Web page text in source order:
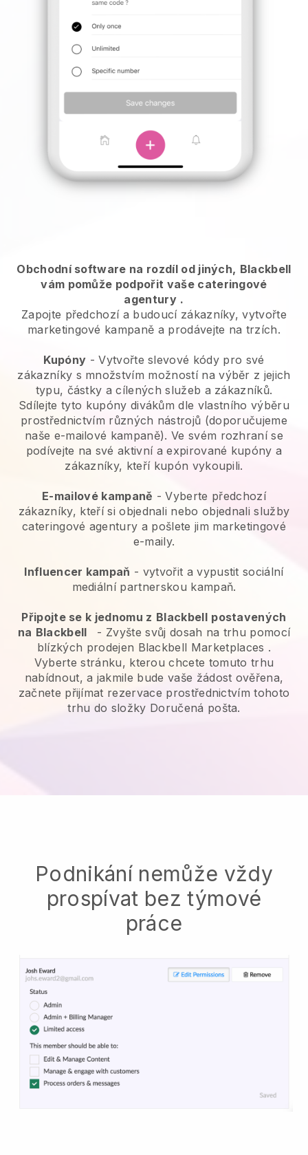
Obchodní software na rozdíl od jiných, Blackbell
vám pomůže podpořit vaše cateringové
agentury .
Zapojte předchozí a budoucí zákazníky, vytvořte
marketingové kampaně a prodávejte na trzích.
Kupóny - Vytvořte slevové kódy pro své
zákazníky s množstvím možností na výběr z jejich
typu, částky a cílených služeb a zákazníků.
Sdílejte tyto kupóny divákům dle vlastního výběru
prostřednictvím různých nástrojů (doporučujeme
naše e-mailové kampaně). Ve svém rozhraní se
podívejte na své aktivní a expirované kupóny a
zákazníky, kteří kupón vykoupili.
E-mailové kampaně -Vyberte předchozí
zákazníky, kteří si objednali nebo objednali služby
cateringové agentury a pošlete jim marketingové
e-maily.
Influencer kampaň - vytvořit a vypustit sociální
mediální partnerskou kampaň.
Připojte se k jednomu z Blackbell postavených
na Blackbell - Zvyšte svůj dosah na trhu pomocí
blízkých prodejen Blackbell Marketplaces .
Vyberte stránku, kterou chcete tomuto trhu
nabídnout, a jakmile bude vaše žádost ověřena,
začnete přijímat rezervace prostřednictvím tohoto
trhu do složky Doručená pošta.
Podnikání nemůže vždy
prospívat bez týmové
práce